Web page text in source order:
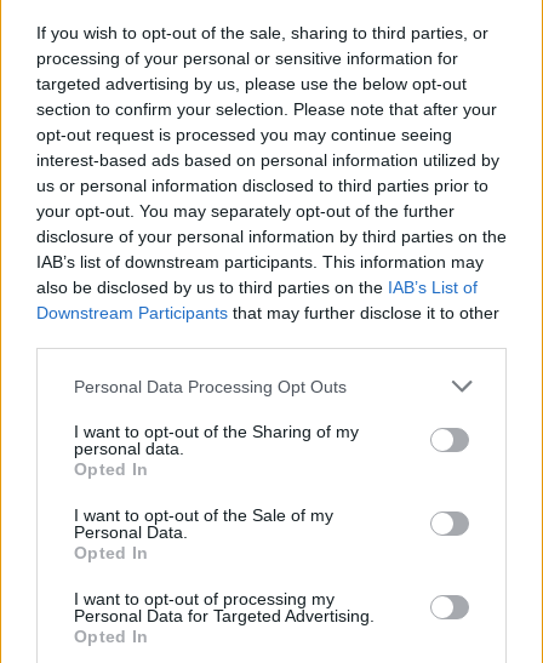
If you wish to opt-out of the sale, sharing to third parties, or
processing of your personal or sensitive information for
targeted advertising by us, please use the below opt-out
section to confirm your selection. Please note that after your
opt-out request is processed you may continue seeing
interest-based ads based on personal information utilized by
us or personal information disclosed to third parties prior to
your opt-out. You may separately opt-out of the further
disclosure of your personal information by third parties on the
IAB’s list of downstream participants. This information may
also be disclosed by us to third parties on the IAB’s List of
Downstream Participants that may further disclose it to other
Personal Data Processing Opt Outs
I want to opt-out of the Sharing of my
personal data.
Opted In
I want to opt-out of the Sale of my
Personal Data.
Opted In
I want to opt-out of processing my
Personal Data for Targeted Advertising.
Opted In
βασιλικός σας
19 APR 2025
Ο πρώτος βασιλικός γάμος στην Πορτογαλία
μετά από 25 χρόνια: Ποια είναι η σικ νύφη, Μαρία
Φρανσίσκα της Μπραγκάνσα
10 OCT 2023